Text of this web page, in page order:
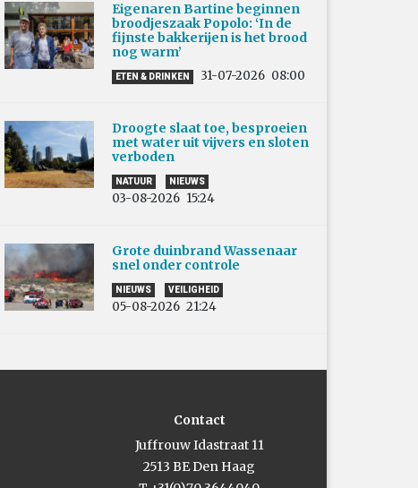
Eigenaren Bartine beginnen
broodjeszaak Popolo: ‘In de
fijnste bakkerijen is het brood
nog warm’
ETEN & DRINKEN 31-07-2026 08:00
Droogte slaat toe, besproeien
met water uit vijvers en sloten
verboden
NATUUR NIEUWS
03-08-2026 15:24
Grote duinbrand Wassenaar
snel onder controle
NIEUWS VEILIGHEID
05-08-2026 21:24
Contact
Juffrouw Idastraat 11
2513 BE Den Haag